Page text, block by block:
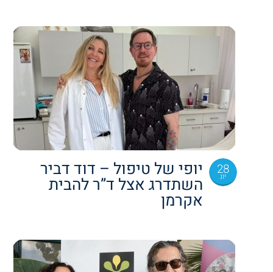
28
יונ יופי של טיפול – דוד דביר
השתדרג אצל ד”ר להבית
אקרמן